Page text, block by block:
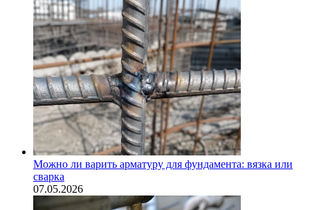
Можно ли варить арматуру для фундамента: вязка или
сварка
07.05.2026